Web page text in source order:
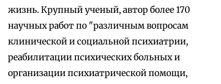
жизнь. Крупный ученый, автор более 170
научных работ по "различным вопросам
клинической и социальной психиатрии,
реабилитации психических больных и
организации психиатрической помощи,